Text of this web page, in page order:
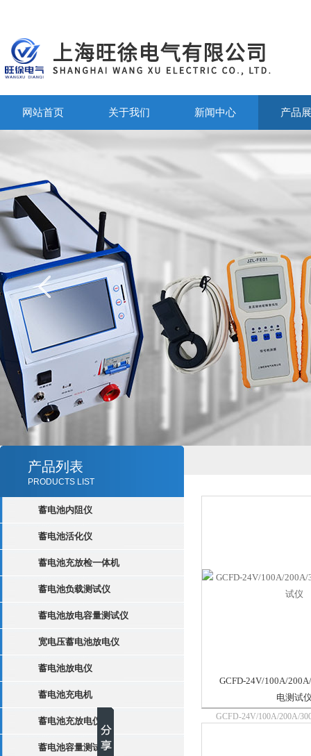
网站首页 关于我们 新闻中心 产品
产品列表
PRODUCTS LIST
蓄电池内阻仪
蓄电池活化仪
蓄电池充放检一体机
蓄电池负载测试仪
蓄电池放电容量测试仪
宽电压蓄电池放电仪
蓄电池放电仪
蓄电池充电机
蓄电池充放电仪
蓄电池容量测试仪
GCFD-24V/100A/
电测试
GCFD-24V/100A/200A/